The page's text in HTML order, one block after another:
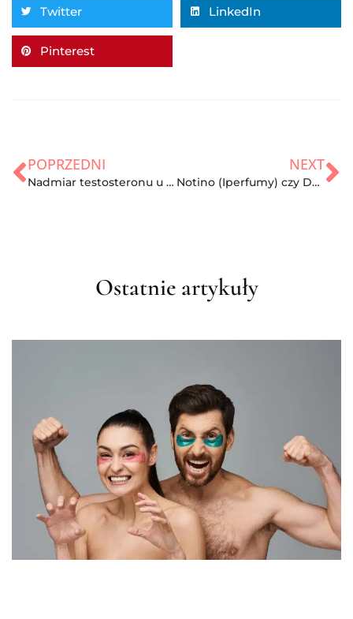
Twitter LinkedIn
Pinterest
POPRZEDNI
Nadmiar testosteronu u kobiet
NEXT
Notino (Iperfumy) czy Douglas? Wszystko o perfumeriach Douglas i Notino!
Ostatnie artykuły